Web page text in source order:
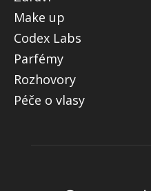
Make up
Codex Labs
Parfémy
Rozhovory
Péče o vlasy